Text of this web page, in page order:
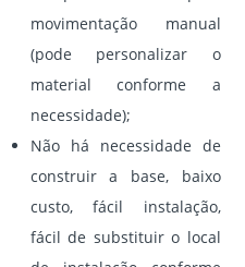
movimentação manual
(pode personalizar o
material conforme a
necessidade);
Não há necessidade de
construir a base, baixo
custo, fácil instalação,
fácil de substituir o local